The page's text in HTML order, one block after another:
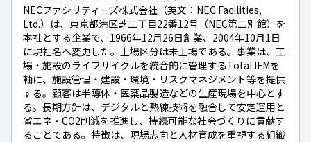
NECファシリティーズ株式会社（英文：NEC Facilities,
Ltd.）は、東京都港区芝二丁目22番12号（NEC第二別館）を
本社とする企業で、1966年12月26日創業、2004年10月1日
に現社名へ変更した。上場区分は未上場である。事業は、工
場・施設のライフサイクルを統合的に管理するTotal IFMを
軸に、施設管理・建設・環境・リスクマネジメント等を提供
する。顧客は半導体・医薬品製造などの生産現場を中心とす
る。長期方針は、デジタルと熟練技術を融合して安定運用と
省エネ・CO2削減を推進し、持続可能な社会づくりに貢献す
ることである。特徴は、現場志向と人材育成を重視する組織